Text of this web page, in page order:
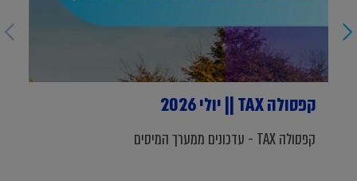
קפסולה TAX || יולי 2026
קפסולה TAX - עדכונים ממערך המיסים